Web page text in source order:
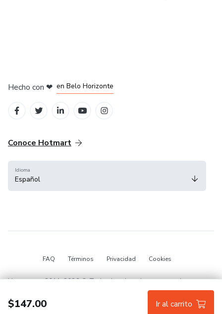
$147.00 Ir al carrito
Hecho con ❤ en Belo Horizonte
Conoce Hotmart
Idioma
Español
FAQ Términos Privacidad Cookies
Hotmart — 2011-2026 © Todos los derechos reservados.